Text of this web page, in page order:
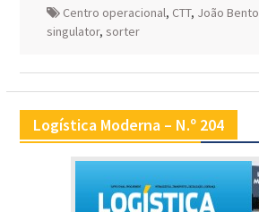
Centro operacional, CTT, João Bento
singulator, sorter
Logística Moderna – N.º 204